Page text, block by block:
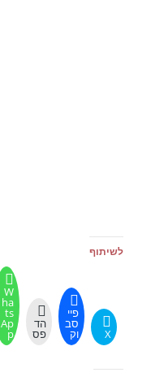
לשיתוף
X
פיי
סב
וק
הד
פס
W
ha
ts
Ap
p